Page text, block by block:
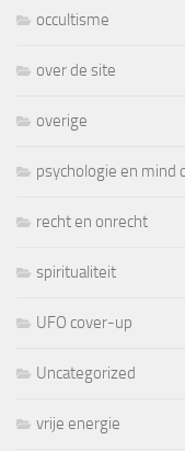
occultisme
over de site
overige
psychologie en mind
recht en onrecht
spiritualiteit
UFO cover-up
Uncategorized
vrije energie